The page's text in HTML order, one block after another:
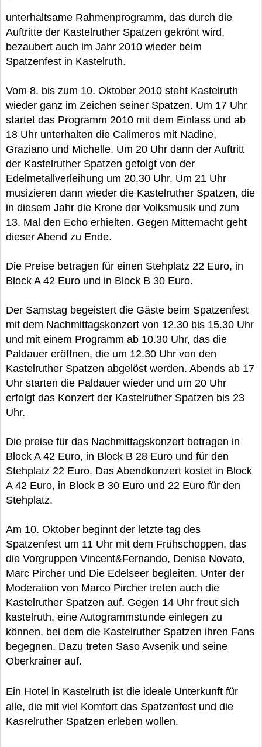
unterhaltsame Rahmenprogramm, das durch die
Auftritte der Kastelruther Spatzen gekrönt wird,
bezaubert auch im Jahr 2010 wieder beim
Spatzenfest in Kastelruth.
Vom 8. bis zum 10. Oktober 2010 steht Kastelruth
wieder ganz im Zeichen seiner Spatzen. Um 17 Uhr
startet das Programm 2010 mit dem Einlass und ab
18 Uhr unterhalten die Calimeros mit Nadine,
Graziano und Michelle. Um 20 Uhr dann der Auftritt
der Kastelruther Spatzen gefolgt von der
Edelmetallverleihung um 20.30 Uhr. Um 21 Uhr
musizieren dann wieder die Kastelruther Spatzen, die
in diesem Jahr die Krone der Volksmusik und zum
13. Mal den Echo erhielten. Gegen Mitternacht geht
dieser Abend zu Ende.
Die Preise betragen für einen Stehplatz 22 Euro, in
Block A 42 Euro und in Block B 30 Euro.
Der Samstag begeistert die Gäste beim Spatzenfest
mit dem Nachmittagskonzert von 12.30 bis 15.30 Uhr
und mit einem Programm ab 10.30 Uhr, das die
Paldauer eröffnen, die um 12.30 Uhr von den
Kastelruther Spatzen abgelöst werden. Abends ab 17
Uhr starten die Paldauer wieder und um 20 Uhr
erfolgt das Konzert der Kastelruther Spatzen bis 23
Uhr.
Die preise für das Nachmittagskonzert betragen in
Block A 42 Euro, in Block B 28 Euro und für den
Stehplatz 22 Euro. Das Abendkonzert kostet in Block
A 42 Euro, in Block B 30 Euro und 22 Euro für den
Stehplatz.
Am 10. Oktober beginnt der letzte tag des
Spatzenfest um 11 Uhr mit dem Frühschoppen, das
die Vorgruppen Vincent&Fernando, Denise Novato,
Marc Pircher und Die Edelseer begleiten. Unter der
Moderation von Marco Pircher treten auch die
Kastelruther Spatzen auf. Gegen 14 Uhr freut sich
kastelruth, eine Autogrammstunde einlegen zu
können, bei dem die Kastelruther Spatzen ihren Fans
begegnen. Dazu treten Saso Avsenik und seine
Oberkrainer auf.
Ein Hotel in Kastelruth ist die ideale Unterkunft für
alle, die mit viel Komfort das Spatzenfest und die
Kasrelruther Spatzen erleben wollen.